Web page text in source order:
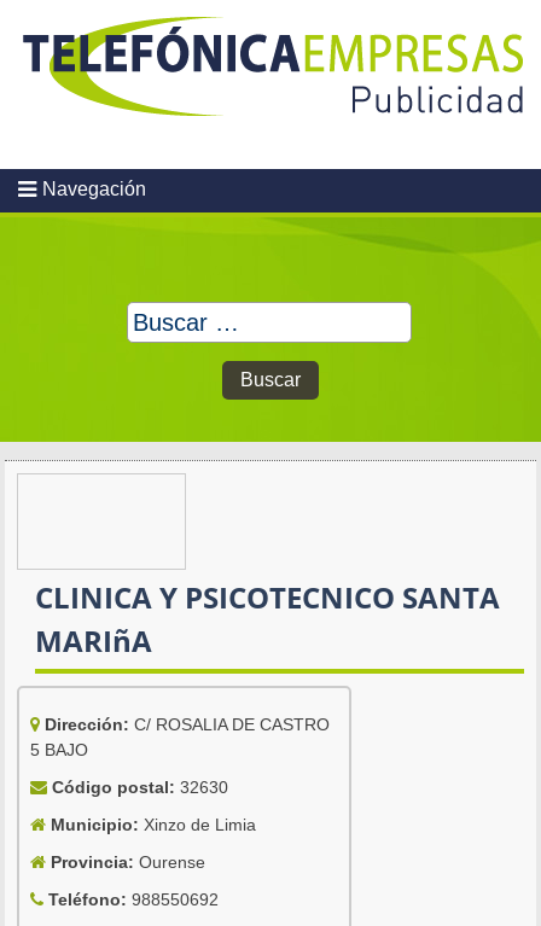
content
Navegación
Buscar:
CLINICA Y PSICOTECNICO SANTA
MARIñA
Dirección: C/ ROSALIA DE CASTRO
5 BAJO
Código postal: 32630
Municipio: Xinzo de Limia
Provincia: Ourense
Teléfono: 988550692